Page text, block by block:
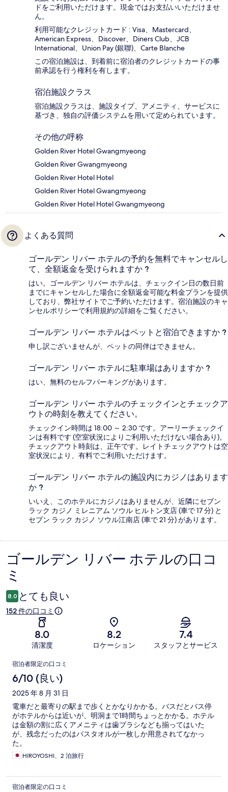
ドをご利用いただけます。現金ではお支払いいただけませ
ん。
利用可能なクレジットカード : Visa、Mastercard、
American Express、Discover、Diners Club、JCB
International、Union Pay (銀聯)、Carte Blanche
この宿泊施設は、到着前に宿泊者のクレジットカードの事
前承認を行う権利を有します。
宿泊施設クラス
宿泊施設クラスは、施設タイプ、アメニティ、サービスに
基づき、独自の評価システムを用いて定められています。
その他の呼称
Golden River Hotel Gwangmyeong
Golden River Gwangmyeong
Golden River Hotel Hotel
Golden River Hotel Gwangmyeong
Golden River Hotel Hotel Gwangmyeong
よくある質問
ゴールデン リバー ホテルの予約を無料でキャンセルし
て、全額返金を受けられますか ?
はい。ゴールデン リバー ホテルは、チェックイン日の数日前
までにキャンセルした場合に全額返金可能な料金プランを提供
しており、弊社サイトでご予約いただけます。宿泊施設のキャ
ンセルポリシーで利用規約の詳細をご覧ください。
ゴールデン リバー ホテルはペットと宿泊できますか ?
申し訳ございませんが、ペットの同伴はできません。
ゴールデン リバー ホテルに駐車場はありますか ?
はい、無料のセルフパーキングがあります。
ゴールデン リバー ホテルのチェックインとチェックア
ウトの時刻を教えてください。
チェックイン時間は 18:00 ～ 2:30 です。アーリーチェックイ
ンは有料です (空室状況によりご利用いただけない場合あり)。
チェックアウト時刻は、正午です。レイトチェックアウトは空
室状況により、有料でご利用いただけます。
ゴールデン リバー ホテルの施設内にカジノはあります
か ?
いいえ、このホテルにカジノはありませんが、近隣にセブン
ラック カジノ ミレニアム ソウル ヒルトン支店 (車で 17 分) と
セブン ラック カジノ ソウル江南店 (車で 21 分) があります。
口
コ
ミ
ゴールデン リバー ホテルの口コ
ミ
8.0 とても良い
152 件の口コミ
8.0
清潔度
8.2
ロケーション
7.4
スタッフとサービス
口
コ
ミ
宿泊者限定の口コミ
6/10 (良い)
2025 年 8 月 31 日
電車だと最寄りの駅まで歩くとかなりかかる。バスだとバス停
がホテルからは近いが、明洞まで1時間ちょっとかかる。ホテル
は金額の割に広くアメニティは歯ブラシなども揃ってはいた
が、残念だったのはバスタオルが一枚しか用意されてなかっ
た。
HIROYOSHI、2 泊旅行
宿泊者限定の口コミ